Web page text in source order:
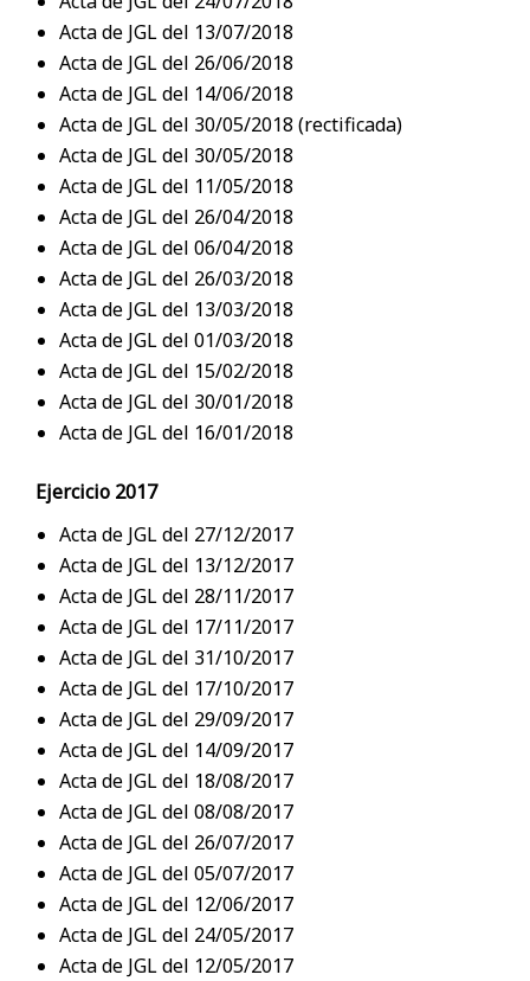
Acta de JGL del 13/07/2018
Acta de JGL del 26/06/2018
Acta de JGL del 14/06/2018
Acta de JGL del 30/05/2018 (rectificada)
Acta de JGL del 30/05/2018
Acta de JGL del 11/05/2018
Acta de JGL del 26/04/2018
Acta de JGL del 06/04/2018
Acta de JGL del 26/03/2018
Acta de JGL del 13/03/2018
Acta de JGL del 01/03/2018
Acta de JGL del 15/02/2018
Acta de JGL del 30/01/2018
Acta de JGL del 16/01/2018
Ejercicio 2017
Acta de JGL del 27/12/2017
Acta de JGL del 13/12/2017
Acta de JGL del 28/11/2017
Acta de JGL del 17/11/2017
Acta de JGL del 31/10/2017
Acta de JGL del 17/10/2017
Acta de JGL del 29/09/2017
Acta de JGL del 14/09/2017
Acta de JGL del 18/08/2017
Acta de JGL del 08/08/2017
Acta de JGL del 26/07/2017
Acta de JGL del 05/07/2017
Acta de JGL del 12/06/2017
Acta de JGL del 24/05/2017
Acta de JGL del 12/05/2017